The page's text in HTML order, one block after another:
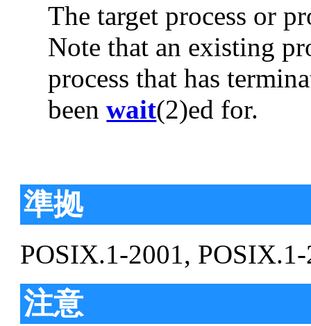
The target process or
Note that an existing
process that has
beenwait(2)ed for.
準拠
POSIX.1-2001,
注意